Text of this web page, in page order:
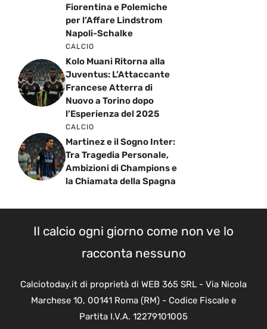
Fiorentina e Polemiche
per l’Affare Lindstrom
Napoli-Schalke
CALCIO
Kolo Muani Ritorna alla
Juventus: L’Attaccante
Francese Atterra di
Nuovo a Torino dopo
l’Esperienza del 2025
CALCIO
Martinez e il Sogno Inter:
Tra Tragedia Personale,
Ambizioni di Champions e
la Chiamata della Spagna
Il calcio ogni giorno come non ve lo
racconta nessuno
Calciotoday.it di proprietà di WEB 365 SRL - Via Nicola
Marchese 10, 00141 Roma (RM) - Codice Fiscale e
Partita I.V.A. 12279101005